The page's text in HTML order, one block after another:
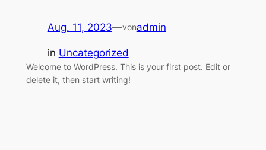
Aug. 11, 2023—vonadmin
in Uncategorized
Welcome to WordPress. This is your first post. Edit or
delete it, then start writing!